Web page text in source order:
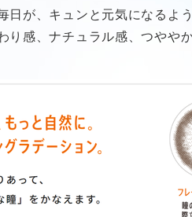
日が、キュンと元気になるよ
り感、ナチュラル感、つやや